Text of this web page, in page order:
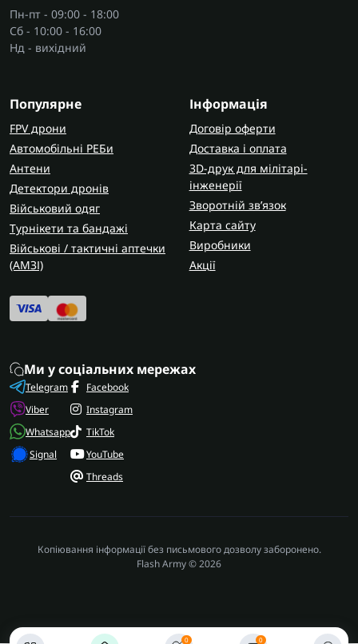
0 0
Пн-пт - 09:00 - 18:00
Сб - 10:00 - 16:00
Нд - вихідний
Популярне
FPV дрони
Автомобільні РЕБи
Антени
Детектори дронів
Військовий одяг
Турнікети та бандажі
Військові / тактичні аптечки
(AMЗІ)
Інформація
Договір оферти
Доставка і оплата
3D-друк для мілітарі-
інженерії
Зворотній зв’язок
Карта сайту
Виробники
Акції
Ми у соціальних мережах
Telegram
Viber
Whatsapp
Signal
Facebook
Instagram
TikTok
YouTube
Threads
Копіювання інформації без письмового дозволу заборонено.
Flash Army © 2026